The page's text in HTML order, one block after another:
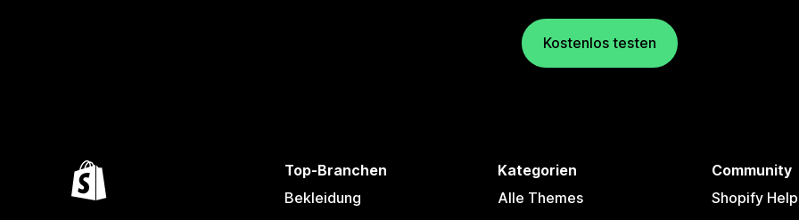
Kostenlos testen
Top-Branchen
Bekleidung
Kategorien
Alle Themes
Community
Shopify